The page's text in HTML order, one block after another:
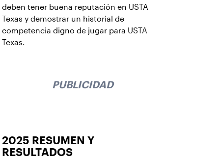
deben tener buena reputación en USTA
Texas y demostrar un historial de
competencia digno de jugar para USTA
Texas.
PUBLICIDAD
2025 RESUMEN Y
RESULTADOS